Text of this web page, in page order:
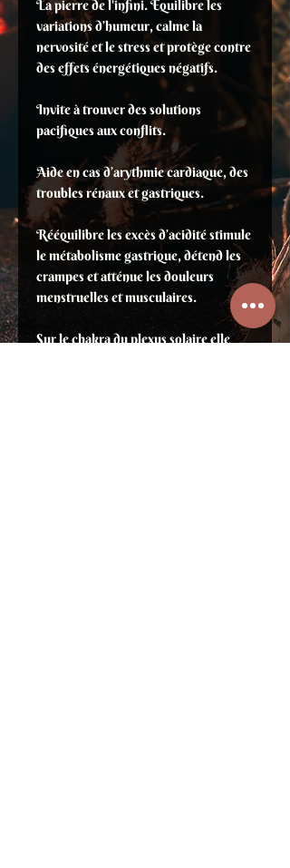
La pierre de l'infini. Equilibre les
variations d’humeur, calme la
nervosité et le stress et protège contre
des effets énergétiques négatifs.
Invite à trouver des solutions
pacifiques aux conflits.
Aide en cas d’arythmie cardiaque, des
troubles rénaux et gastriques.
Rééquilibre les excès d’acidité stimule
le métabolisme gastrique, détend les
crampes et atténue les douleurs
menstruelles et musculaires.
Sur le chakra du plexus solaire elle